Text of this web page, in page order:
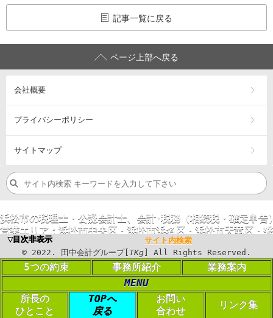
▼目次非表示
サイト内検索
© 2022 . 田中会計グループ[ TKg ] All Rights Reserved.
5つの約束 事務所紹介
業務案内
MENU
所長の
ひとこと
TOPへ
戻る
お問い
合わせ
リンク集
記事一覧に戻る
ページ上部へ戻る
会社概要
プライバシーポリシー
サイトマップ
浜松市の税理士・公認会計士、会計･税務（相続税・確定申
営業エリア： 浜松市中央区 ・浜松市浜名区 ・浜松市天竜区 ・
©2023. 田中会計グループ[ TKg] All Rights
Reserved.
PC表示に切り替える